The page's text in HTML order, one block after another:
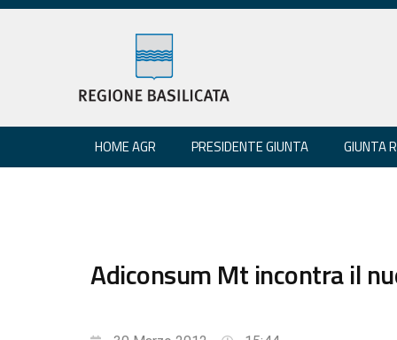
HOME AGR PRESIDENTE GIUNTA GIUNTA
Adiconsum Mt incontra il